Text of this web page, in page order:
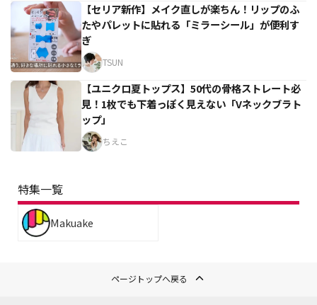
【セリア新作】メイク直しが楽ちん！リップのふ
たやパレットに貼れる「ミラーシール」が便利す
ぎ
TSUN
【ユニクロ夏トップス】50代の骨格ストレート必
見！1枚でも下着っぽく見えない「Vネックブラト
ップ」
ちえこ
特集一覧
Makuake
ページトップへ戻る